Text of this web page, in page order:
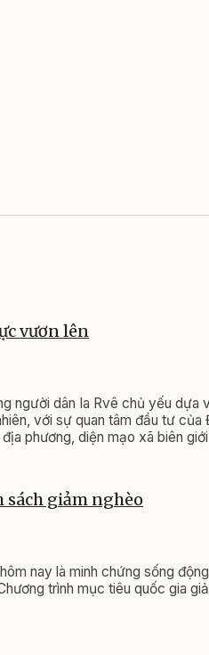
vươn lên
người dân Ia Rvê chủ yếu dựa
với sự quan tâm đầu tư của
phương, diện mạo xã biên
sách giảm nghèo
nay là minh chứng sống
trình mục tiêu quốc gia